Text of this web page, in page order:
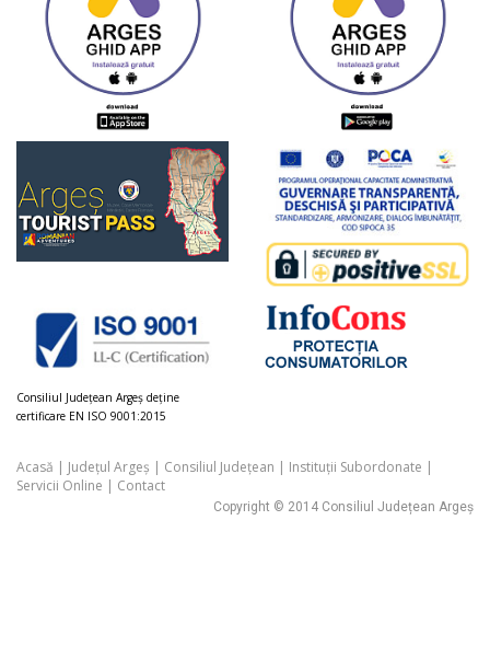
Consiliul Judeţean Argeș deţine
certificare EN ISO 9001:2015
Acasă | Județul Argeș | Consiliul Județean | Instituții Subordonate |
Servicii Online | Contact
Copyright © 2014 Consiliul Județean Argeș